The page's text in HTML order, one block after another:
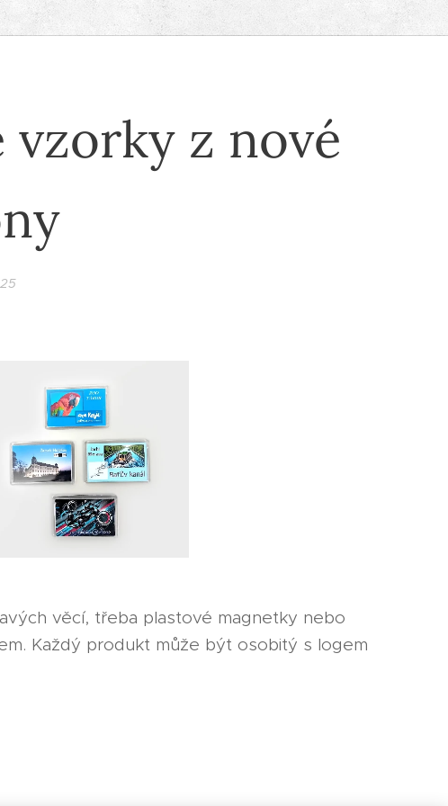
vzorky z nové
věcí, třeba plastové magnetky nebo
Každý produkt může být osobitý s logem